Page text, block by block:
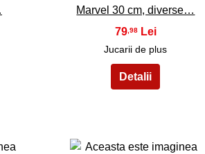
Marvel 30 cm, diverse…
79,98
Jucarii de plus